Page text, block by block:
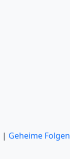
| Geheime Folgen